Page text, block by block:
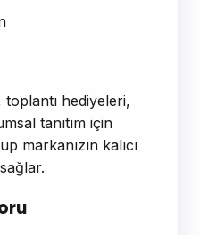
toplantı hediyeleri,
tanıtım için
markanızın kalıcı